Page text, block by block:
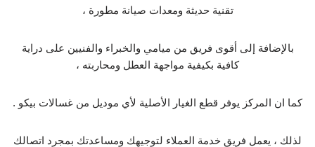
تقنية حديثة ومعدات صيانة مطورة ،
بالإضافة إلى أقوى فريق من ميامي والخبراء والفنيين على دراية
كافية بكيفية مواجهة العطل ومحاربته ،
كما ان المركز يوفر قطع الغيار الأصلية لأي موديل من غسالات بيكو .
لذلك ، يعمل فريق خدمة العملاء لتوجيهك ومساعدتك بمجرد اتصالك